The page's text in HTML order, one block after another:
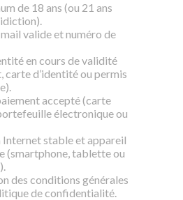
de 18 ans (ou 21 ans
valide et numéro de
en cours de validité
carte d’identité ou permis
accepté (carte
électronique ou
Internet stable et appareil
(smartphone, tablette ou
des conditions générales
de confidentialité.